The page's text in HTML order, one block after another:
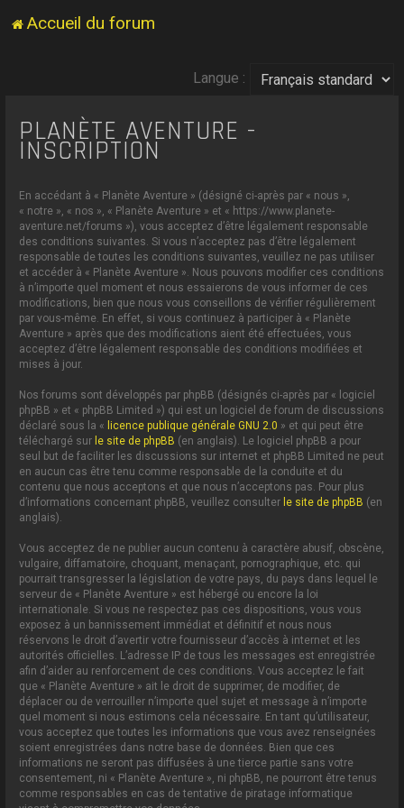
Accueil du forum
Langue :
PLANÈTE AVENTURE -
INSCRIPTION
En accédant à « Planète Aventure » (désigné ci-après par « nous »,
« notre », « nos », « Planète Aventure » et « https://www.planete-
aventure.net/forums »), vous acceptez d’être légalement responsable
des conditions suivantes. Si vous n’acceptez pas d’être légalement
responsable de toutes les conditions suivantes, veuillez ne pas utiliser
et accéder à « Planète Aventure ». Nous pouvons modifier ces conditions
à n’importe quel moment et nous essaierons de vous informer de ces
modifications, bien que nous vous conseillons de vérifier régulièrement
par vous-même. En effet, si vous continuez à participer à « Planète
Aventure » après que des modifications aient été effectuées, vous
acceptez d’être légalement responsable des conditions modifiées et
mises à jour.
Nos forums sont développés par phpBB (désignés ci-après par « logiciel
phpBB » et « phpBB Limited ») qui est un logiciel de forum de discussions
déclaré sous la « licence publique générale GNU 2.0 » et qui peut être
téléchargé sur le site de phpBB (en anglais). Le logiciel phpBB a pour
seul but de faciliter les discussions sur internet et phpBB Limited ne peut
en aucun cas être tenu comme responsable de la conduite et du
contenu que nous acceptons et que nous n’acceptons pas. Pour plus
d’informations concernant phpBB, veuillez consulter le site de phpBB (en
anglais).
Vous acceptez de ne publier aucun contenu à caractère abusif, obscène,
vulgaire, diffamatoire, choquant, menaçant, pornographique, etc. qui
pourrait transgresser la législation de votre pays, du pays dans lequel le
serveur de « Planète Aventure » est hébergé ou encore la loi
internationale. Si vous ne respectez pas ces dispositions, vous vous
exposez à un bannissement immédiat et définitif et nous nous
réservons le droit d’avertir votre fournisseur d’accès à internet et les
autorités officielles. L’adresse IP de tous les messages est enregistrée
afin d’aider au renforcement de ces conditions. Vous acceptez le fait
que « Planète Aventure » ait le droit de supprimer, de modifier, de
déplacer ou de verrouiller n’importe quel sujet et message à n’importe
quel moment si nous estimons cela nécessaire. En tant qu’utilisateur,
vous acceptez que toutes les informations que vous avez renseignées
soient enregistrées dans notre base de données. Bien que ces
informations ne seront pas diffusées à une tierce partie sans votre
consentement, ni « Planète Aventure », ni phpBB, ne pourront être tenus
comme responsables en cas de tentative de piratage informatique